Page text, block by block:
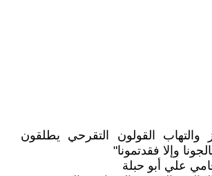
القولون التقرحي يطلقون
وإلا فقدتمونا"
علي أبو حبلة